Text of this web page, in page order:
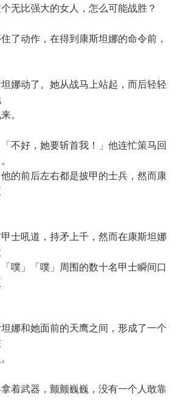
比强大的女人，怎么可能战胜？
动作，在得到康斯坦娜的命令前，
动了。她从战马上站起，而后轻轻
。
好，她要斩首我！」他连忙策马回
的前后左右都是披甲的士兵，然而康
吼道，持矛上千，然而在康斯坦娜
噗」「噗」周围的数十名甲士瞬间口
和她面前的天鹰之间，形成了一个
武器，颤颤巍巍，没有一个人敢靠